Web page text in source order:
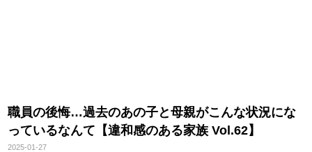
職員の後悔…過去のあの子と母親がこんな状況にな
っているなんて【違和感のある家族 Vol.62】
2025-01-27